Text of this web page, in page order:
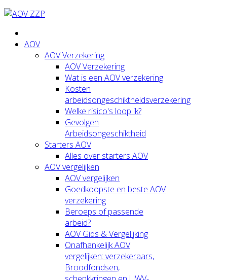
AOV
AOV Verzekering
AOV Verzekering
Wat is een AOV verzekering
Kosten
arbeidsongeschiktheidsverzekering
Welke risico's loop ik?
Gevolgen
Arbeidsongeschiktheid
Starters AOV
Alles over starters AOV
AOV vergelijken
AOV vergelijken
Goedkoopste en beste AOV
verzekering
Beroeps of passende
arbeid?
AOV Gids & Vergelijking
Onafhankelijk AOV
vergelijken: verzekeraars,
Broodfondsen,